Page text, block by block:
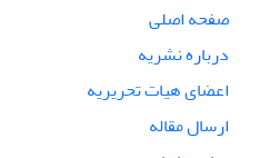
صفحه اصلی
درباره نشریه
اعضای هیات تحریریه
ارسال مقاله